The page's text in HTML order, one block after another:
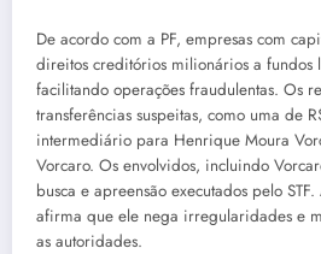
De acordo com a PF, empresas com
direitos creditórios milionários a fundos
facilitando operações fraudulentas. Os
transferências suspeitas, como uma de
intermediário para Henrique Moura
Vorcaro. Os envolvidos, incluindo
busca e apreensão executados pelo
afirma que ele nega irregularidades e
as autoridades.